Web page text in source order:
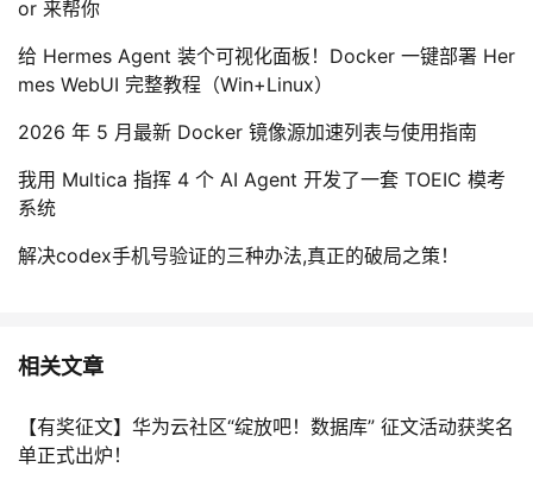
or 来帮你
给 Hermes Agent 装个可视化面板！Docker 一键部署 Her
mes WebUI 完整教程（Win+Linux）
2026 年 5 月最新 Docker 镜像源加速列表与使用指南
我用 Multica 指挥 4 个 AI Agent 开发了一套 TOEIC 模考
系统
解决codex手机号验证的三种办法,真正的破局之策！
相关文章
【有奖征文】华为云社区“绽放吧！数据库” 征文活动获奖名
单正式出炉！